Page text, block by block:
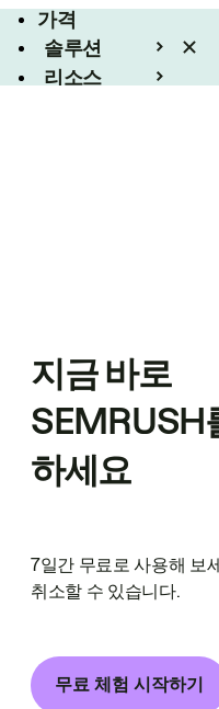
가격
솔루션
리소스
지금 바로
SEMRUSH
하세요
7일간 무료로 사용해 보
취소할 수 있습니다.
무료 체험 시작하기